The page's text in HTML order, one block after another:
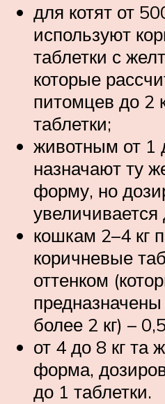
для котят от
используют
таблетки с
которые
питомцев до 2
таблетки;
животным от 1
назначают ту
форму, но
увеличивается
кошкам 2–4 кг
коричневые
оттенком
более 2 кг) –
от 4 до 8 кг та
форма,
до 1 таблетки.